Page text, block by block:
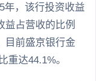
年，该行投资收益
益占营收的比例
目前盛京银行金
重达44.1%。